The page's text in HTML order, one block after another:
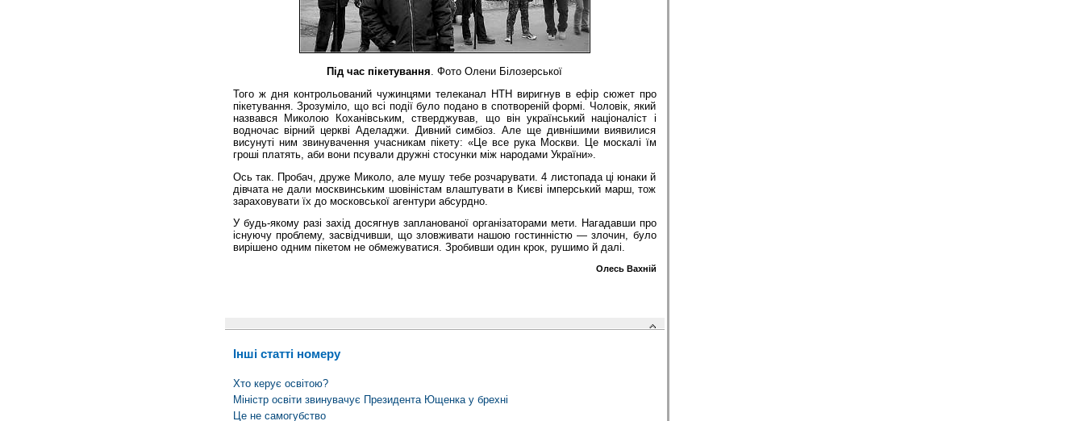
Під час пікетування . Фото Олени Білозерської
Того ж дня контрольований чужинцями телеканал НТН виригнув в ефір сюжет про
пікетування. Зрозуміло, що всі події було подано в спотвореній формі. Чоловік, який
назвався Миколою Коханівським, стверджував, що він український націоналіст і
водночас вірний церкві Аделаджи. Дивний симбіоз. Але ще дивнішими виявилися
висунуті ним звинувачення учасникам пікету: «Це все рука Москви. Це москалі їм
гроші платять, аби вони псували дружні стосунки між народами України».
Ось так. Пробач, друже Миколо, але мушу тебе розчарувати. 4 листопада ці юнаки й
дівчата не дали москвинським шовіністам влаштувати в Києві імперський марш, тож
зараховувати їх до московської агентури абсурдно.
У будь-якому разі захід досягнув запланованої організаторами мети. Нагадавши про
існуючу проблему, засвідчивши, що зловживати нашою гостинністю — злочин, було
вирішено одним пікетом не обмежуватися. Зробивши один крок, рушимо й далі.
Олесь Вахній
Інші статті номеру
Хто керує освітою?
Міністр освіти звинувачує Президента Ющенка у брехні
Це не самогубство